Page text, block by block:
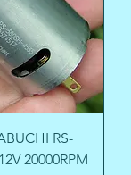
RS-
20000RPM